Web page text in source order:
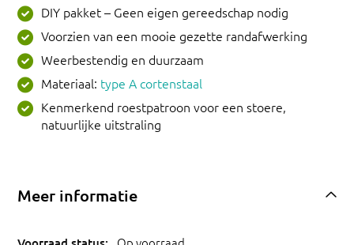
DIY pakket – Geen eigen gereedschap nodig
Voorzien van een mooie gezette randafwerking
Weerbestendig en duurzaam
Materiaal: type A cortenstaal
Kenmerkend roestpatroon voor een stoere,
natuurlijke uitstraling
Meer informatie